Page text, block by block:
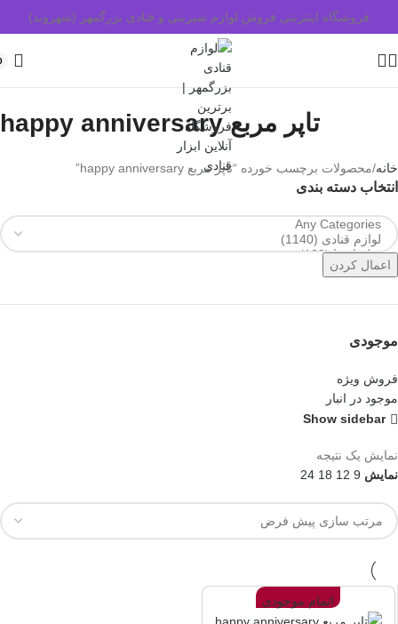
فروشگاه اینترنتی فروش لوازم شیرینی و قنادی بزرگمهر (شهروند)
تاپر مربع happy anniversary
خانه محصولات برچسب خورده “تاپر مربع happy anniversary”
انتخاب دسته بندی
اعمال کردن
موجودی
فروش ویژه
موجود در انبار
Show sidebar
نمایش یک نتیجه
نمایش 9
12
18
24
اتمام موجودی